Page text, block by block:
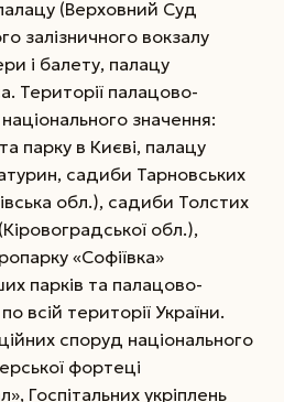
(Верховний Суд
залізничного вокзалу
і балету, палацу
Території палацово-
значення:
парку в Києві, палацу
садиби Тарнов­ських
обл.), садиби Толстих
обл.),
«Софіївка»
парків та палацово-
всій території України.
споруд національного
фортеці
Госпі­тальних укріплень